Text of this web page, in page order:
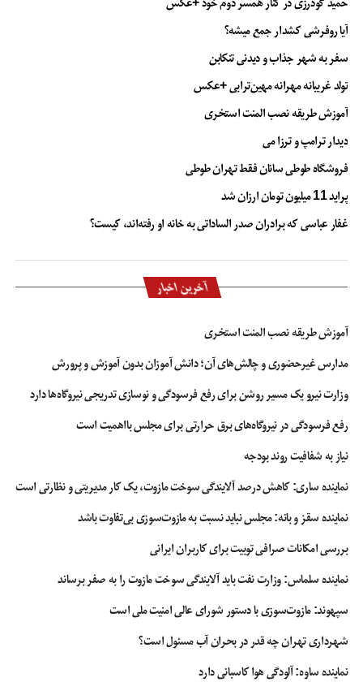
آیا روفرشی کشدار جمع میشه؟
سفر به شهر جذاب و دیدنی تنکابن
تولد غریبانه مهرانه مهین‌ترابی +عکس
آموزش طریقه نصب المنت استخری
دیدار ترامپ و ترزا می
فروشگاه طوطی سانان فقط تهران طوطی
پراید 11 میلیون تومان ارزان شد
غفار عباسی که برادران صدر الساداتی به خانه او رفته‌اند، کیست؟
آخرین اخبار
آموزش طریقه نصب المنت استخری
مدارس غیرحضوری و چالش‌های آن؛ دانش آموزان بدون آموزش و پرورش
وزارت نیرو یک مسیر روشن برای رفع فرسودگی و نوسازی تدریجی نیروگاه‌ها دارد
رفع فرسودگی در نیروگاه‌های برق حرارتی برای مجلس بااهمیت است
نیاز به شفافیت روند بودجه
نماینده ساری: کاهش درصد آلایندگی سوخت مازوت، یک کار مدیریتی و نظارتی است
نماینده سقز و بانه: مجلس نباید نسبت به مازوت‌سوزی بی‌تفاوت باشد
بررسی امکانات صرافی توبیت برای کاربران ایرانی
نماینده سلماس: وزارت نفت باید آلایندگی سوخت مازوت را به صفر برساند
سپهوند:‌ مازوت‌سوزی با دستور شورای عالی امنیت ملی است
شهرداری تهران چه قدر در بحران آب مسئول است؟
نماینده ساوه: آلودگی هوا کاسبانی دارد